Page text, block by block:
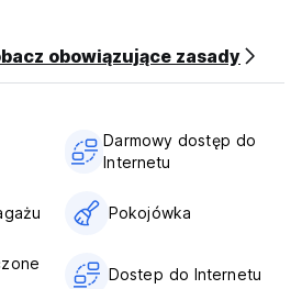
obowiązujące zasady
Darmowy dostęp do
Internetu
Pokojówka
Dostep do Internetu